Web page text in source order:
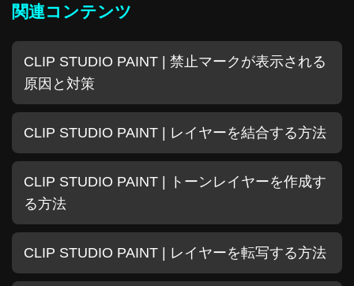
関連コンテンツ
CLIP STUDIO PAINT | 禁止マークが表示される
原因と対策
CLIP STUDIO PAINT | レイヤーを結合する方法
CLIP STUDIO PAINT | トーンレイヤーを作成す
る方法
CLIP STUDIO PAINT | レイヤーを転写する方法